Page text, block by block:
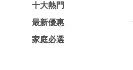
十大熱門
最新優惠
家庭必選